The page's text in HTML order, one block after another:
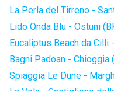
La Perla del Tirreno -
Lido Onda Blu - Ostuni
Eucaliptus Beach da Cilli
Bagni Padoan - Chioggia
Spiaggia Le Dune -